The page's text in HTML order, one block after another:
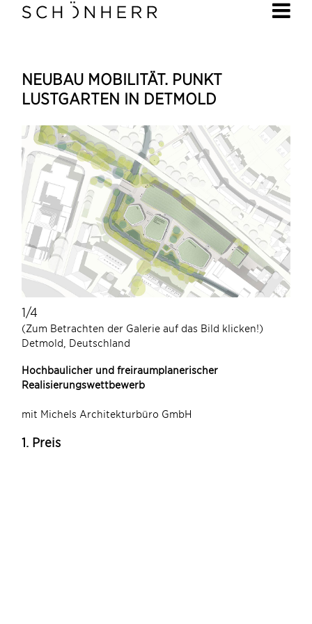
NEUBAU MOBILITÄT. PUNKT
LUSTGARTEN IN DETMOLD
1/4
(Zum Betrachten der Galerie auf das Bild klicken!)
Detmold, Deutschland
Hochbaulicher und freiraumplanerischer
Realisierungswettbewerb
mit Michels Architekturbüro GmbH
1. Preis